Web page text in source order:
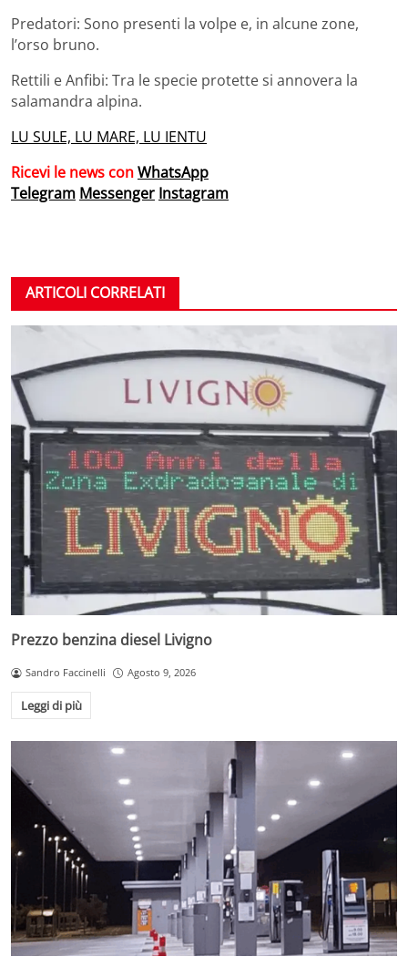
Predatori: Sono presenti la volpe e, in alcune zone,
l’orso bruno.
Rettili e Anfibi: Tra le specie protette si annovera la
salamandra alpina.
LU SULE, LU MARE, LU IENTU
Ricevi le news conWhatsApp
Telegram Messenger Instagram
ARTICOLI CORRELATI
Prezzo benzina diesel Livigno
Sandro Faccinelli Agosto 9, 2026
Leggi di più